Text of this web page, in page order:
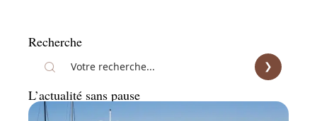
Recherche
L’actualité sans pause